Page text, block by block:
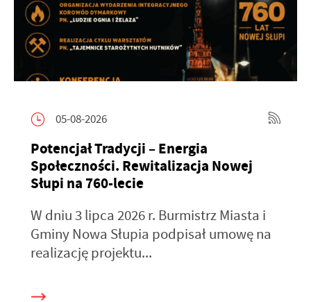
05-08-2026
Potencjał Tradycji – Energia
Społeczności. Rewitalizacja Nowej
Słupi na 760-lecie
W dniu 3 lipca 2026 r. Burmistrz Miasta i
Gminy Nowa Słupia podpisał umowę na
realizację projektu...